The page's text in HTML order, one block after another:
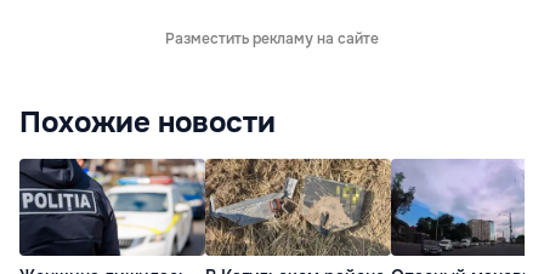
Разместить рекламу на сайте
Похожие новости